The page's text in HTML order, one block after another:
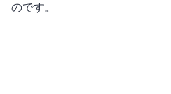
のです。